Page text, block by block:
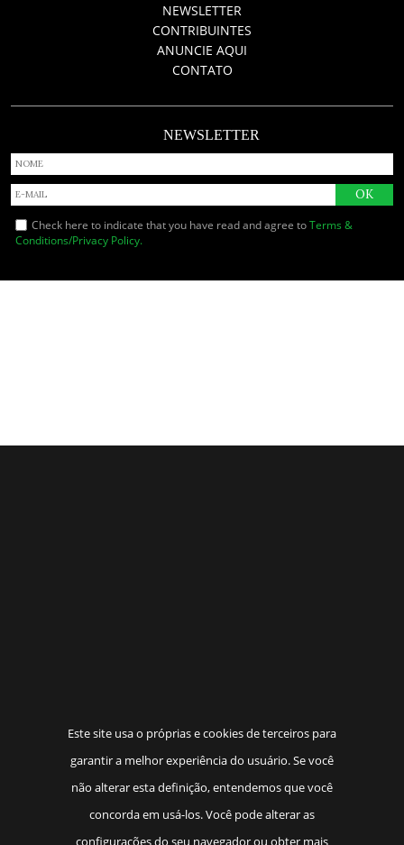
Este site usa o próprias e cookies de terceiros para
garantir a melhor experiência do usuário. Se você
não alterar esta definição, entendemos que você
concorda em usá-los. Você pode alterar as
configurações do seu navegador ou obter mais
NEWSLETTER
CONTRIBUINTES
ANUNCIE AQUI
CONTATO
NEWSLETTER
Check here to indicate that you have read and agree toTerms &
Conditions/Privacy Policy.